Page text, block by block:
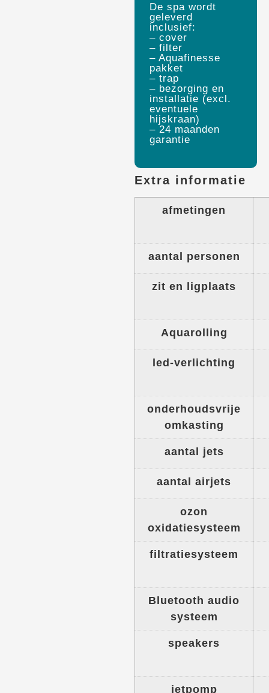
De spa wordt
geleverd
inclusief:
– cover
– filter
– Aquafinesse
pakket
– trap
– bezorging en
installatie (excl.
eventuele
hijskraan)
– 24 maanden
garantie
Extra informatie
afmetingen
aantal personen
zit en ligplaats
Aquarolling
led-verlichting
onderhoudsvrije
omkasting
aantal jets
aantal airjets
ozon
oxidatiesysteem
filtratiesysteem
Bluetooth audio
systeem
speakers
jetpomp